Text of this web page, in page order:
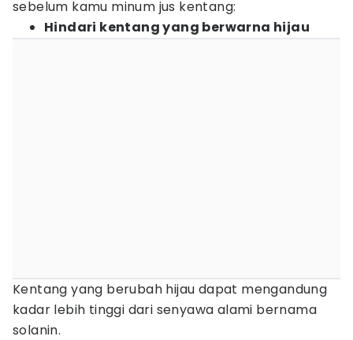
sebelum kamu minum jus kentang:
Hindari kentang yang berwarna hijau
Kentang yang berubah hijau dapat mengandung
kadar lebih tinggi dari senyawa alami bernama
solanin.